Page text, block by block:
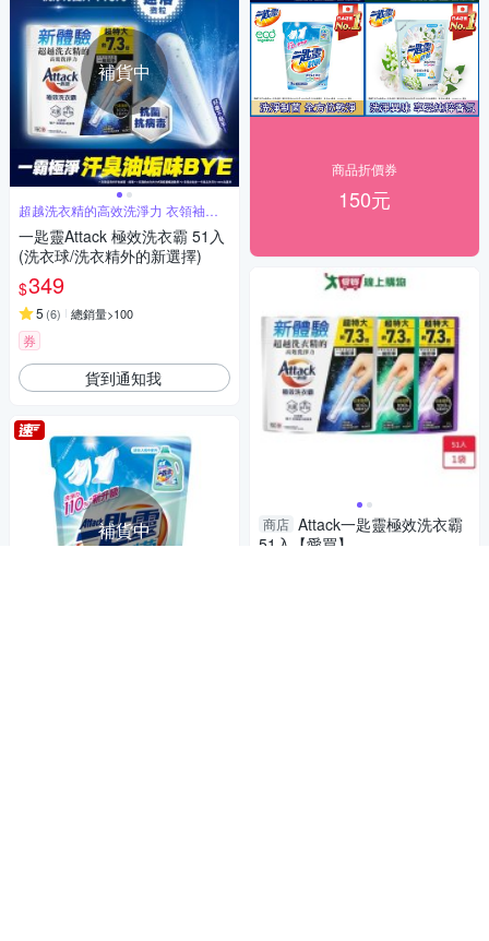
補貨中
超越洗衣精的高效洗淨力 衣領袖口
超潔淨
一匙靈Attack 極效洗衣霸 51入
(洗衣球/洗衣精外的新選擇)
$349
5 (6) 總銷量>100
券
貨到通知我
補貨中
商品折價券
150元
商店 Attack一匙靈極效洗衣霸
51入【愛買】